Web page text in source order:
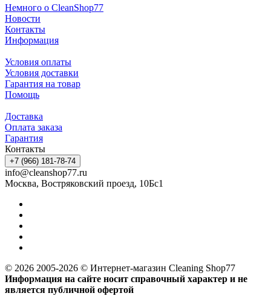
Немного о CleanShop77
Новости
Контакты
Информация
Условия оплаты
Условия доставки
Гарантия на товар
Помощь
Доставка
Оплата заказа
Гарантия
Контакты
+7 (966) 181-78-74
info@cleanshop77.ru
Москва, Востряковский проезд, 10Бс1
© 2026 2005-2026 © Интернет-магазин Cleaning Shop77
Информация на сайте носит справочный характер и не
является публичной офертой